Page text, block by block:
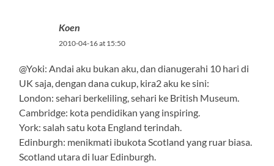
Koen
2010-04-16 at 15:50
@Yoki: Andai aku bukan aku, dan dianugerahi 10 hari di
UK saja, dengan dana cukup, kira2 aku ke sini:
London: sehari berkeliling, sehari ke British Museum.
Cambridge: kota pendidikan yang inspiring.
York: salah satu kota England terindah.
Edinburgh: menikmati ibukota Scotland yang ruar biasa.
Scotland utara di luar Edinburgh.